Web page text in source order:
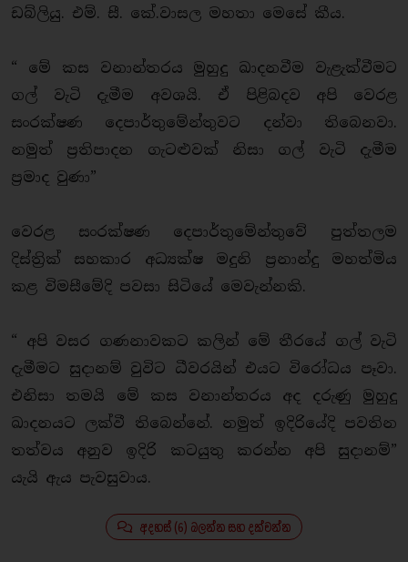
ඩබ්ලියු. එම්. සී. කේ.වාසල මහතා මෙසේ කීය.
“ මේ කස වනාන්තරය මුහුදු ඛාදනවීම වැළැක්වීමට
ගල් වැටි දැමීම අවශයි. ඒ පිළිබදව අපි වෙරළ
සංරක්ෂණ දෙපාර්තුමේන්තුවට දන්වා තිබෙනවා.
නමුත් ප්‍රතිපාදන ගැටළුවක් නිසා ගල් වැටි දැමීම
ප්‍රමාද වුණා”
වෙරළ සංරක්ෂණ දෙපාර්තුමේන්තුවේ පුත්තලම
දිස්ත්‍රික් සහකාර අධ්‍යක්ෂ මදුනි ප්‍රනාන්දු මහත්මිය
කළ විමසීමේදි පවසා සිටියේ මෙවැන්නකි.
“ අපි වසර ගණනාවකට කලින් මේ තීරයේ ගල් වැටි
දැමීමට සුදානම් වුවිට ධීවරයින් එයට විරෝධය පෑවා.
එනිසා තමයි මේ කස වනාන්තරය අද දරුණු මුහුදු
ඛාදනයට ලක්වී තිබෙන්නේ. නමුත් ඉදිරියේදි පවතින
තත්වය අනුව ඉදිරි කටයුතු කරන්න අපි සුදානම්”
යැයි ඇය පැවසුවාය.
අදහස් (6) බලන්න සහ දක්වන්න